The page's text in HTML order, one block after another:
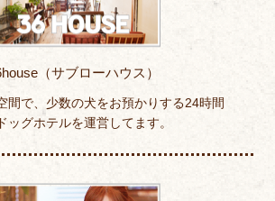
（サブローハウス）
間で、少数の犬をお預かりする24時間
ッグホテルを運営してます。